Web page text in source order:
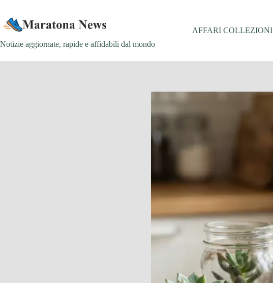
contenuto
Notizie aggiornate, rapide e affidabili dal mondo
AFFARI